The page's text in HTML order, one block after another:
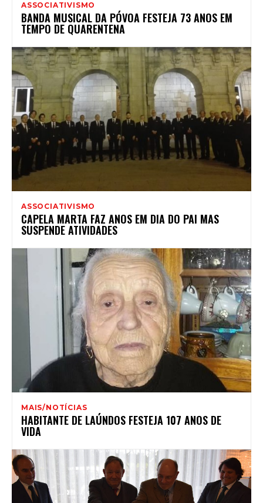
ASSOCIATIVISMO
BANDA MUSICAL DA PÓVOA FESTEJA 73 ANOS EM
TEMPO DE QUARENTENA
ASSOCIATIVISMO
CAPELA MARTA FAZ ANOS EM DIA DO PAI MAS
SUSPENDE ATIVIDADES
MAIS/NOTÍCIAS
HABITANTE DE LAÚNDOS FESTEJA 107 ANOS DE
VIDA